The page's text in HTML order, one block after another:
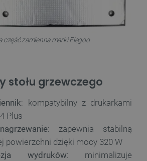
część zamienna marki Elegoo.
stołu grzewczego
: kompatybilny z drukarkami
Plus
: zapewnia stabilną
powierzchni dzięki mocy 320 W
wydruków: minimalizuje